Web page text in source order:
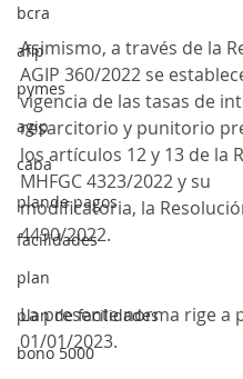
bcra
afip
pymes
agip
caba
plande pagos
facilidades
plan
plan de facilidades
bono 5000
Asimismo, a través de la
AGIP 360/2022 se
vigencia de las tasas de
resarcitorio y punitorio
los artículos 12 y 13 de la
MHFGC 4323/2022 y su
modificatoria, la
4490/2022.
La presente norma rige a
01/01/2023.